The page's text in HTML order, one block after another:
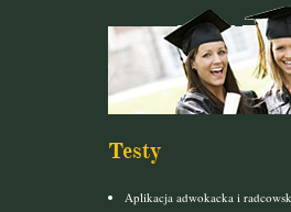
Testy
Aplikacja adwokacka i